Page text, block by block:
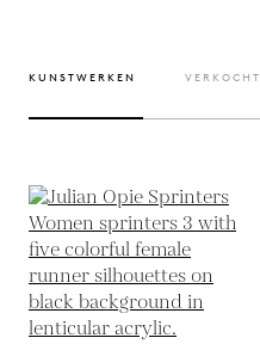
KUNSTWERKEN VERKOCHT